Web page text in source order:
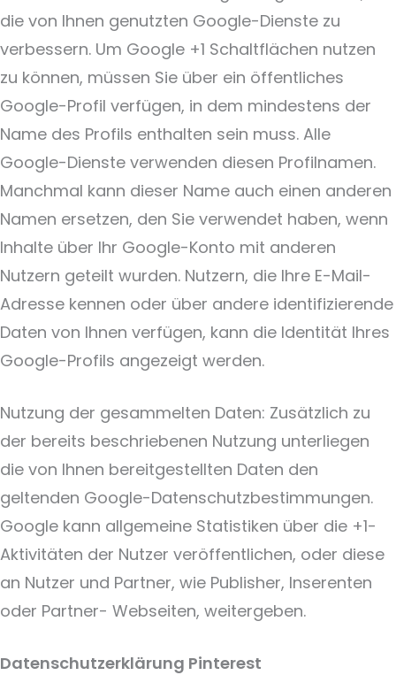
die von Ihnen genutzten Google-Dienste zu
verbessern. Um Google +1 Schaltflächen nutzen
zu können, müssen Sie über ein öffentliches
Google-Profil verfügen, in dem mindestens der
Name des Profils enthalten sein muss. Alle
Google-Dienste verwenden diesen Profilnamen.
Manchmal kann dieser Name auch einen anderen
Namen ersetzen, den Sie verwendet haben, wenn
Inhalte über Ihr Google-Konto mit anderen
Nutzern geteilt wurden. Nutzern, die Ihre E-Mail-
Adresse kennen oder über andere identifizierende
Daten von Ihnen verfügen, kann die Identität Ihres
Google-Profils angezeigt werden.
Nutzung der gesammelten Daten: Zusätzlich zu
der bereits beschriebenen Nutzung unterliegen
die von Ihnen bereitgestellten Daten den
geltenden Google-Datenschutzbestimmungen.
Google kann allgemeine Statistiken über die +1-
Aktivitäten der Nutzer veröffentlichen, oder diese
an Nutzer und Partner, wie Publisher, Inserenten
oder Partner- Webseiten, weitergeben.
Datenschutzerklärung Pinterest